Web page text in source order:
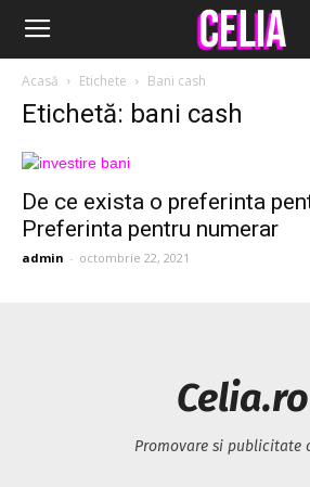
Acasă Etichete Bani cash
Etichetă: bani cash
De ce exista o preferinta
Preferinta pentru numerar
admin - octombrie 22, 2021
Celia.ro
Promovare si publicitate